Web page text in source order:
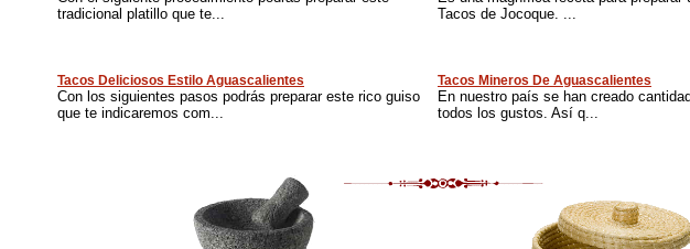
tradicional platillo que te...
Tacos de Jocoque. ...
Tacos Deliciosos Estilo Aguascalientes
Con los siguientes pasos podrás preparar este rico guiso
que te indicaremos com...
Tacos Mineros De Aguascalientes
En nuestro país se han creado
todos los gustos. Así q...